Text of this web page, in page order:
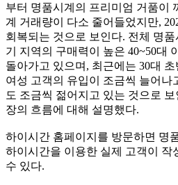
부터 명품시계의 프리미엄 거품이
계 거래량이 다소 줄어들었지만,
회복되는 것으로 보인다. 전체 명
기 지역의 구매력이 높은 40~50대
돌아가고 있으며, 최근에는 30대
여성 고객의 유입이 조금씩 늘어나
도 조금씩 젊어지고 있는 것으로 보
장의 흐름에 대해 설명했다.
하이시간 홈페이지를 방문하면 명
하이시간을 이용한 실제 고객이 작
수 있다.